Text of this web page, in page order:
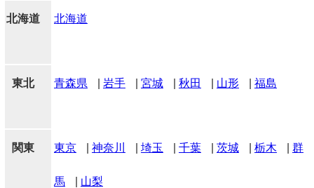
北海道 北海道
東北 青森県 岩手 宮城 秋田 山形 福島
関東 東京 神奈川 埼玉 千葉 茨城 栃木 群
馬 山梨